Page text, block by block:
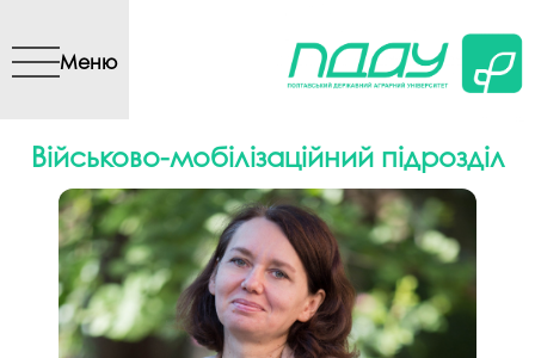
вмісту
Меню
Військово-мобілізаційний підрозділ